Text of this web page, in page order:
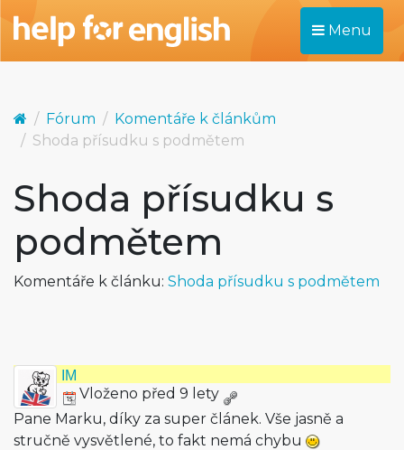
Menu
Fórum
Komentáře k článkům
Shoda přísudku s podmětem
Shoda přísudku s
podmětem
Komentáře k článku: Shoda přísudku s podmětem
IM
Vloženo před 9 lety
Pane Marku, díky za super článek. Vše jasně a
stručně vysvětlené, to fakt nemá chybu